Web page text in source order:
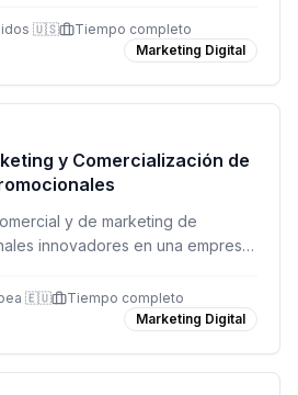
directa de resultados.
🇺🇸
Tiempo completo
Marketing Digital
y Comercialización de
y de marketing de
innovadores en una empresa
🇪🇺
Tiempo completo
Marketing Digital